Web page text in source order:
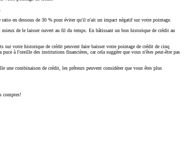
en dessous de 30 % pour éviter qu'il n'ait un impact négatif sur votre pointage.
de le laisser ouvert au fil du temps. En bâtissant un bon historique de crédit au
sur votre historique de crédit peuvent faire baisser votre pointage de crédit de cinq
à l'oreille des institutions financières, car cela suggère que vous n'êtes peut-être pas
une combinaison de crédit, les prêteurs peuvent considérer que vous êtes plus
comptes!